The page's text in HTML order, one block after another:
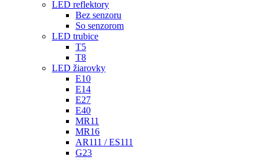
LED reflektory
Bez senzoru
So senzorom
LED trubice
T5
T8
LED žiarovky
E10
E14
E27
E40
MR11
MR16
AR111 / ES111
G23